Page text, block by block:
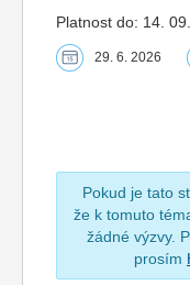
Platnost do: 14.
29. 6. 2026
Pokud je tato
že k tomuto
žádné výzvy.
prosím